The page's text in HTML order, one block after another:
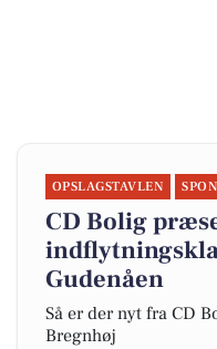
OPSLAGSTAVLEN
CD Bolig
Gudenåen
Så er der nyt fra CD
Bregnhøj